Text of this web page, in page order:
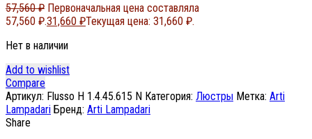
57,560₽ Первоначальная цена составляла
57,560 ₽.31,660 ₽Текущая цена: 31,660 ₽.
Нет в наличии
Add to wishlist
Compare
Артикул: Flusso H 1.4.45.615 N Категория: Люстры Метка: Arti
Lampadari Бренд: Arti Lampadari
Share